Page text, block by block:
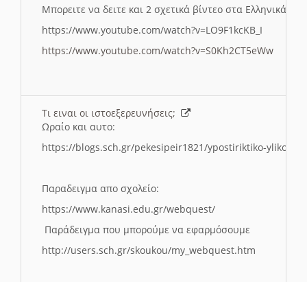
Μπορειτε να δειτε και 2 σχετικά βίντεο στα Ελληνικά:
https://www.youtube.com/watch?v=LO9F1kcKB_I
https://www.youtube.com/watch?v=S0Kh2CT5eWw
Τι ειναι οι ιστοεξερευνήσεις;
Ωραίο και αυτο:
https://blogs.sch.gr/pekesipeir1821/ypostiriktiko-yliko/
Παραδειγμα απο σχολείο:
https://www.kanasi.edu.gr/webquest/
Παράδειγμα που μπορούμε να εφαρμόσουμε
http://users.sch.gr/skoukou/my_webquest.htm